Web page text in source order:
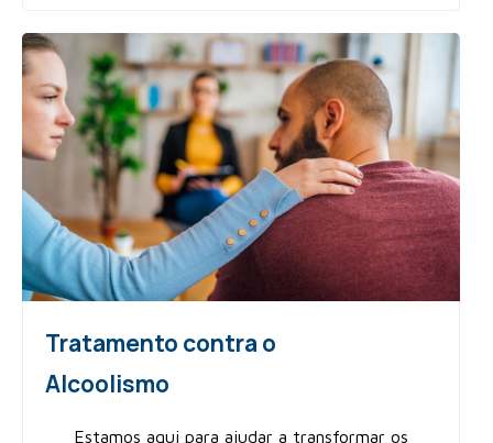
Tratamento contra o
Alcoolismo
Estamos aqui para ajudar a transformar os